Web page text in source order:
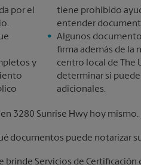
por el
y
tiene prohibido
entender
Algunos
firma además de la
centro local de The
determinar si
adicionales.
3280 Sunrise Hwy hoy mismo.
documentos puede notarizar
brinde Servicios de